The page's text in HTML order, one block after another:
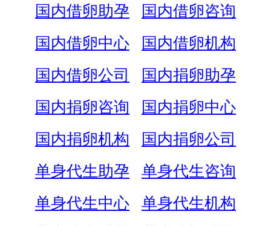
国内借卵助孕
国内借卵咨询
国内借卵中心
国内借卵机构
国内借卵公司
国内捐卵助孕
国内捐卵咨询
国内捐卵中心
国内捐卵机构
国内捐卵公司
单身代生助孕
单身代生咨询
单身代生中心
单身代生机构